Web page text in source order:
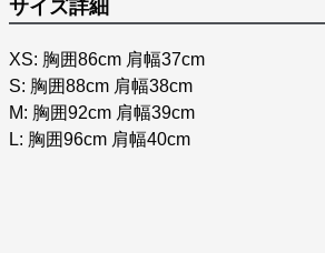
サイズ詳細
XS: 胸囲86cm 肩幅37cm
S: 胸囲88cm 肩幅38cm
M: 胸囲92cm 肩幅39cm
L: 胸囲96cm 肩幅40cm